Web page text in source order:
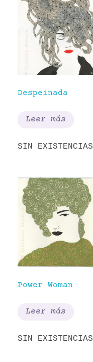
Despeinada
Leer más
SIN EXISTENCIAS
Power Woman
Leer más
SIN EXISTENCIAS